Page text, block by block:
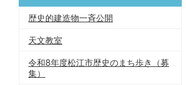
歴史的建造物一斉公開
天文教室
令和8年度松江市歴史のまち歩き（募
集）